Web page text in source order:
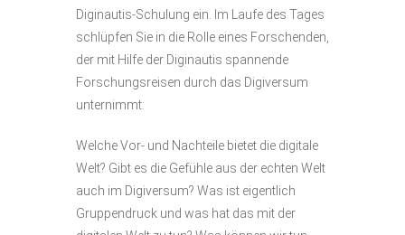
Diginautis-Schulung ein. Im Laufe des Tages
schlüpfen Sie in die Rolle eines Forschenden,
der mit Hilfe der Diginautis spannende
Forschungsreisen durch das Digiversum
unternimmt:
Welche Vor- und Nachteile bietet die digitale
Welt? Gibt es die Gefühle aus der echten Welt
auch im Digiversum? Was ist eigentlich
Gruppendruck und was hat das mit der